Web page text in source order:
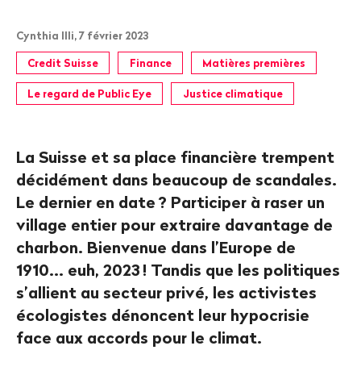
Cynthia Illi, 7 février 2023
Credit Suisse Finance Matières premières
Le regard de Public Eye Justice climatique
La Suisse et sa place financière trempent
décidément dans beaucoup de scandales.
Le dernier en date ? Participer à raser un
village entier pour extraire davantage de
charbon. Bienvenue dans l’Europe de
1910... euh, 2023 ! Tandis que les politiques
s’allient au secteur privé, les activistes
écologistes dénoncent leur hypocrisie
face aux accords pour le climat.